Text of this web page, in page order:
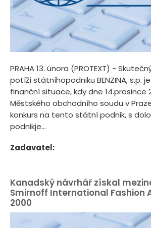
PRAHA 13. února (PROTEXT) -
potíží státníhopodniku BENZINA, s.p.
finanční situace, kdy dne 14.prosince
Městského obchodního soudu v
konkurs na tento státní podnik, s
podnikje...
Zadavatel:
Kanadský návrhář získal
Smirnoff International Fashion
2000